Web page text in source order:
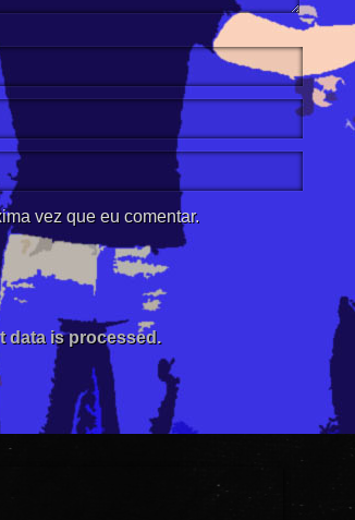
vez que eu comentar.
data is processed.